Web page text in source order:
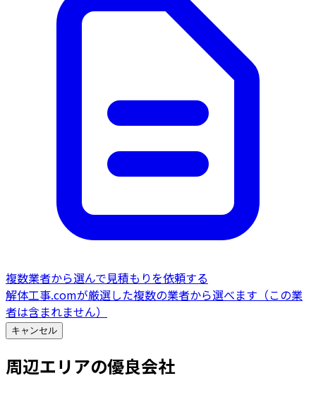
複数業者から選んで見積もりを依頼する
解体工事.comが厳選した複数の業者から選べます（この業
者は含まれません）
キャンセル
周辺エリアの優良会社